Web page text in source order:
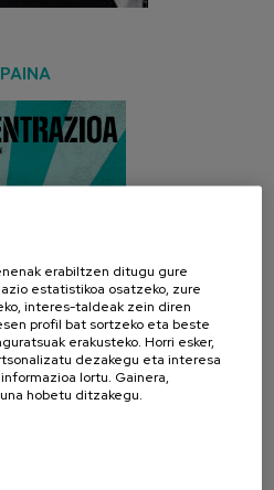
erabiltzen ditugu gure
estatistikoa osatzeko, zure
interes-taldeak zein diren
profil bat sortzeko eta beste
erakusteko. Horri esker,
dezakegu eta interesa
lortu. Gainera,
hobetu ditzakegu.